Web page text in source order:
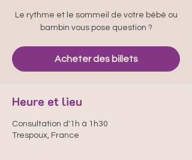
Le rythme et le sommeil de votre bébé ou
bambin vous pose question ?
Acheter des billets
Heure et lieu
Consultation d'1h à 1h30
Trespoux, France